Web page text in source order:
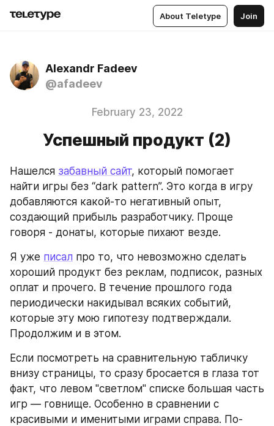
About Teletype Join
Alexandr Fadeev
@afadeev
February 23, 2022
Успешный продукт (2)
Нашелся забавный сайт, который помогает
найти игры без “dark pattern”. Это когда в игру
добавляются какой-то негативный опыт,
создающий прибыль разработчику. Проще
говоря - донаты, которые пихают везде.
Я уже писал про то, что невозможно сделать
хороший продукт без реклам, подписок, разных
оплат и прочего. В течение прошлого года
периодически накидывал всяких событий,
которые эту мою гипотезу подтверждали.
Продолжим и в этом.
Если посмотреть на сравнительную табличку
внизу страницы, то сразу бросается в глаза тот
факт, что левом "светлом" списке большая часть
игр — говнище. Особенно в сравнении с
красивыми и именитыми играми справа. По-